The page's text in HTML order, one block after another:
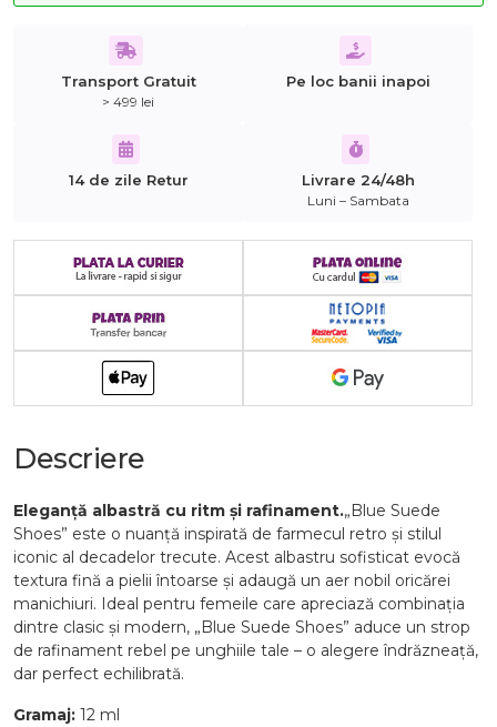
Transport Gratuit
> 499 lei
Pe loc banii inapoi
14 de zile Retur Livrare 24/48h
Luni – Sambata
Descriere
Eleganță albastră cu ritm și rafinament.„Blue Suede
Shoes” este o nuanță inspirată de farmecul retro și stilul
iconic al decadelor trecute. Acest albastru sofisticat evocă
textura fină a pielii întoarse și adaugă un aer nobil oricărei
manichiuri. Ideal pentru femeile care apreciază combinația
dintre clasic și modern, „Blue Suede Shoes” aduce un strop
de rafinament rebel pe unghiile tale – o alegere îndrăzneață,
dar perfect echilibrată.
Gramaj: 12 ml